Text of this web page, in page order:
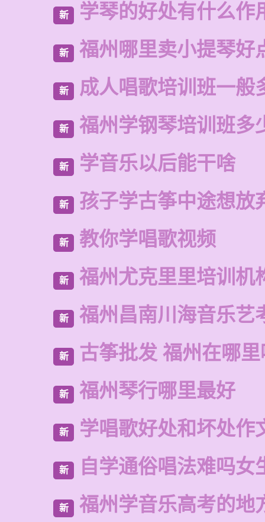
新 学琴的好处有什么作
新 福州哪里卖小提琴好
新 成人唱歌培训班一般
新 福州学钢琴培训班多
新 学音乐以后能干啥
新 孩子学古筝中途想放
新 教你学唱歌视频
新 福州尤克里里培训机
新 福州昌南川海音乐艺
新 古筝批发 福州在哪
新 福州琴行哪里最好
新 学唱歌好处和坏处作
新 自学通俗唱法难吗女
新 福州学音乐高考的地